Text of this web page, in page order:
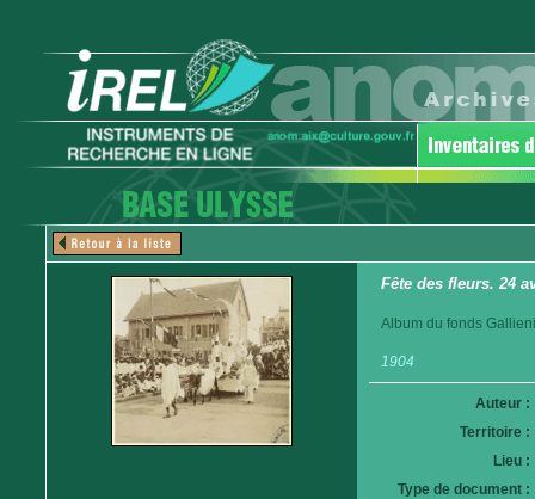
Fête des fleurs. 24
Album du fonds
1904
Auteur :
Territoire :
Lieu :
Type de document :